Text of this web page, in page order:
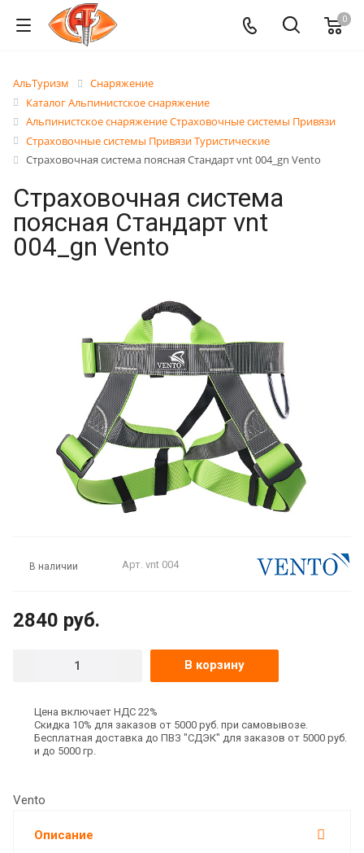
0
АльТуризм
Снаряжение
Каталог Альпинистское снаряжение
Альпинистское снаряжение Страховочные системы Привязи
Страховочные системы Привязи Туристические
Страховочная система поясная Стандарт vnt 004_gn Vento
Страховочная система
поясная Стандарт vnt
004_gn Vento
В наличии Арт. vnt 004
2840 руб.
В корзину
Цена включает НДС 22%
Скидка 10% для заказов от 5000 руб. при самовывозе.
Бесплатная доставка до ПВЗ "СДЭК" для заказов от 5000 руб.
и до 5000 гр.
Vento
Описание